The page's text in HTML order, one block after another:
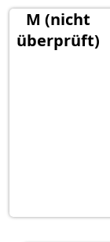
M (nicht
überprüft)